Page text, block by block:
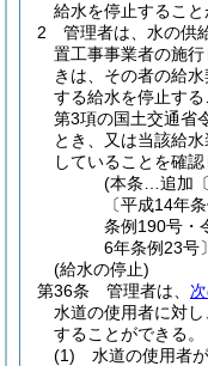
給水を停止すること
2
管理者は、水の供
置工事事業者の施
きは、その者の給
する給水を停止する
第3項の国土交通省
とき、又は当該給
していることを確
(本条…追加
〔平成14年
条例190号・
6年条例23号
(給水の停止)
第36条
管理者は、
水道の使用者に対
することができる。
(1)
水道の使用者が